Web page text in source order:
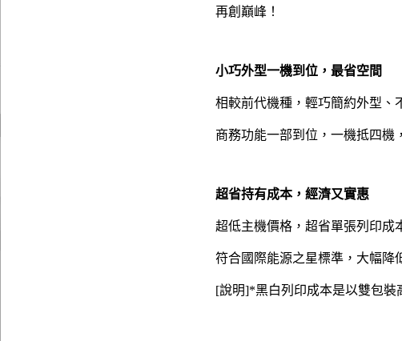
再創巔峰！
小巧外型一機到位，最省空間
相較前代機種，輕巧簡約外型、
商務功能一部到位，一機抵四機
超省持有成本，經濟又實惠
超低主機價格，超省單張列印成
符合國際能源之星標準，大幅降
[說明]*黑白列印成本是以雙包裝